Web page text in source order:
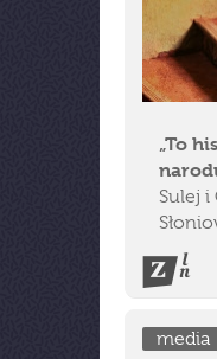
„To
Sulej i
media